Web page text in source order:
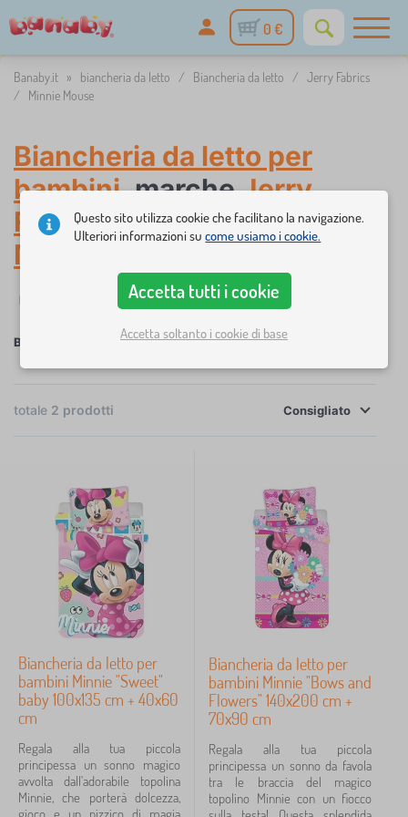
0 €
Banaby.it » biancheria da letto / Biancheria da letto / Jerry Fabrics
/
Minnie Mouse
Biancheria da letto per
bambini, marcheJerry
Fabrics, BANDMinnie
Mouse
Filtraggio disponibile Dimensione lino
FILTRAGGIO
135x100 + 60x40 cm
1
200x140 + 90x70 centimetro
Prezzo
Cerca all'interno del filtro
Disponibilità
Biancheria da letto×Jerry Fabrics×Minnie Mouse
totale 2 prodotti
Consigliato
Biancheria da letto per
bambini Minnie "Sweet"
baby 100x135 cm + 40x60
cm
Regala alla tua piccola
principessa un sonno magico
avvolta dall'adorabile topolina
Minnie, che porterà dolcezza,
Biancheria da letto per
bambini Minnie "Bows and
Flowers" 140x200 cm +
70x90 cm
Regala alla tua piccola
principessa un sonno da favola
tra le braccia del magico
topolino Minnie con un fiocco
Questo sito utilizza cookie che facilitano la navigazione.
Ulteriori informazioni sucome usiamo i cookie.
Accetta tutti i cookie
Accetta soltanto i cookie di base